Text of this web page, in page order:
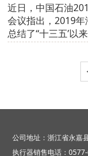
近日，中国石油
会议指出，2019
总结了“十三五’以
果...
公司地址：浙江省永嘉
执行器销售电话：